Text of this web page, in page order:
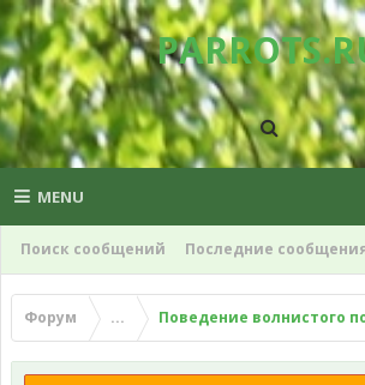
MENU
Поиск сообщений Последние
Форум ... Поведение волнистого